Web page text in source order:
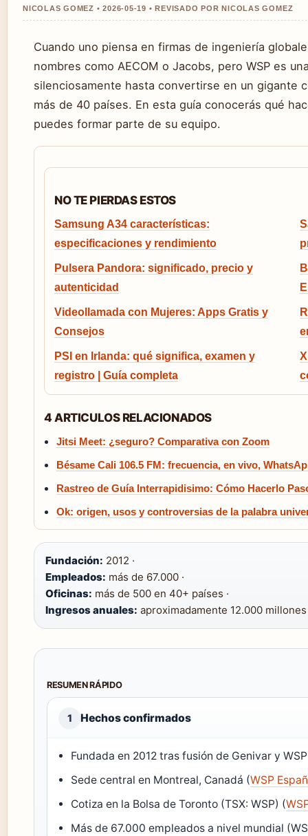
NICOLAS GOMEZ • 2026-05-19 • REVISADO POR NICOLAS GOMEZ
Cuando uno piensa en firmas de ingeniería
nombres como AECOM o Jacobs, pero WSP es
silenciosamente hasta convertirse en un gigante
más de 40 países. En esta guía conocerás qué
puedes formar parte de su equipo.
NO TE PIERDAS ESTOS
Samsung A34 características:
especificaciones y rendimiento
Pulsera Pandora: significado, precio y
autenticidad
Videollamada con Mujeres: Apps Gratis y
Consejos
PSI en Irlanda: qué significa, examen y
registro | Guía completa
4 ARTICULOS RELACIONADOS
Jitsi Meet: ¿seguro? Comparativa con Zoom
Bésame Cali 106.5 FM: frecuencia, en vivo,
Rastreo de Guía Interrapidisimo: Cómo Hacerlo
Ok: origen, usos y controversias de la palabra
Fundación: 2012 ·
Empleados: más de 67.000 ·
Oficinas: más de 500 en 40+ países ·
Ingresos anuales: aproximadamente 12.000
RESUMEN RÁPIDO
1 Hechos confirmados
Fundada en 2012 tras fusión de Genivar y
Sede central en Montreal, Canadá (WSP
Cotiza en la Bolsa de Toronto (TSX: WSP) (
Más de 67.000 empleados a nivel mundial